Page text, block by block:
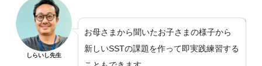
しらいし先生
お母さまから聞いたお子さまの様子から
新しいSSTの課題を作って即実践練習する